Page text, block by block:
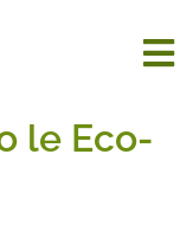
le Eco-